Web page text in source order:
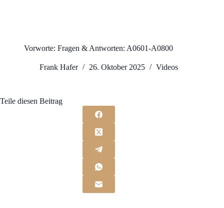
Vorworte: Fragen & Antworten: A0601-A0800
Frank Hafer 26. Oktober 2025 Videos
Teile diesen Beitrag